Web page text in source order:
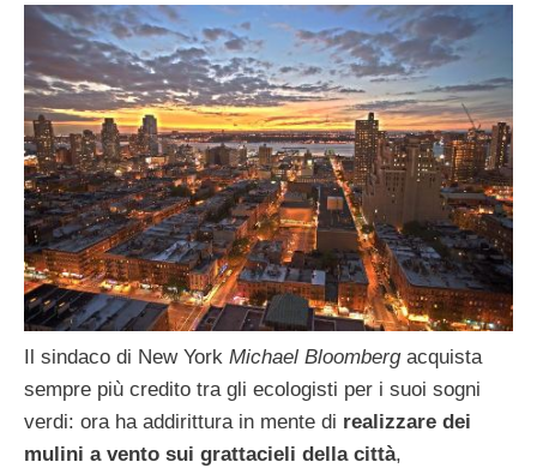
Il sindaco di New York Michael Bloomberg acquista
sempre più credito tra gli ecologisti per i suoi sogni
verdi: ora ha addirittura in mente di realizzare dei
mulini a vento sui grattacieli della città,